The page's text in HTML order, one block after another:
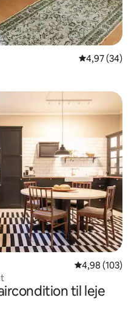
4,97 ud af 5 i
4,97 (34)
4,98 ud af 5 i
4,98 (103)
til leje